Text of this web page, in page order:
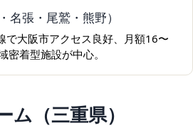
名張・尾鷲・熊野）
で大阪市アクセス良好、月額16〜
着型施設が中心。
ム（三重県）